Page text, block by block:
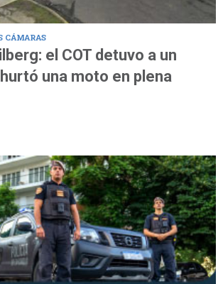
CÁMARAS
el COT detuvo a un
una moto en plena